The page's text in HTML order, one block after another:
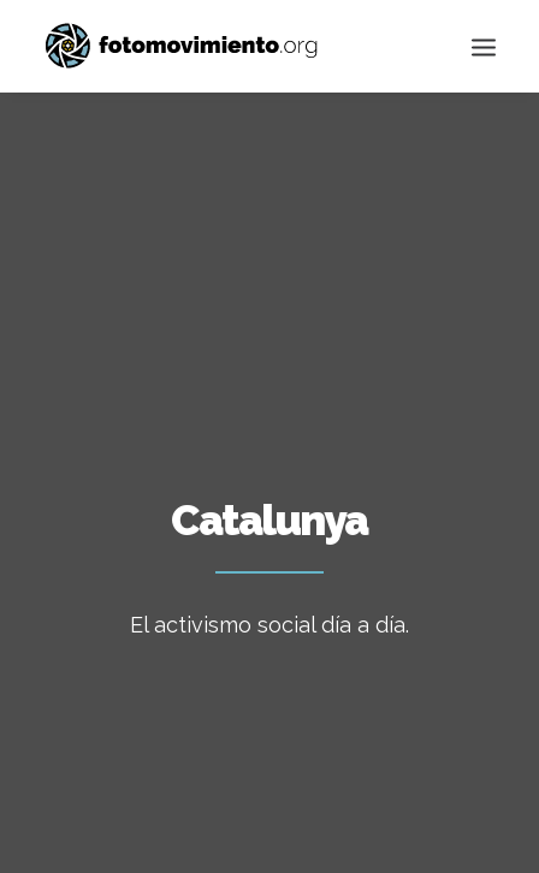
Catalunya
El activismo social día a día.